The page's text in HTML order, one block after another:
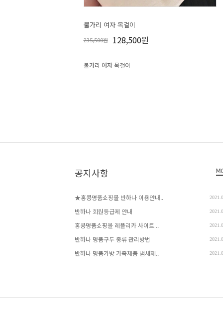
불가리 여자 목걸이
235,500원 128,500원
불가리 여자 목걸이
공지사항
★홍콩명품쇼핑몰 반하나 이용안내..
반하나 회원등급제 안내
홍콩명품쇼핑몰 레플리카 사이트 ..
반하나 명품구두 종류 관리방법
반하나 명품가방 가죽제품 냄새제..